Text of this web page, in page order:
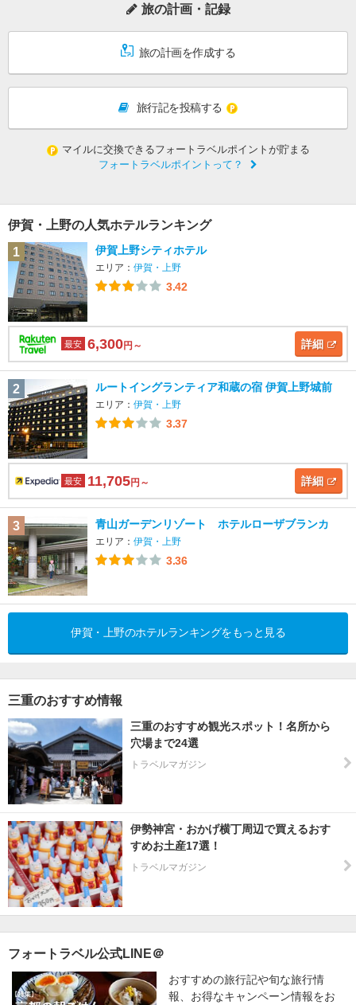
旅の計画・記録
旅の計画を作成する
旅行記を投稿する
マイルに交換できるフォートラベルポイントが貯まる
フォートラベルポイントって？
伊賀・上野の人気ホテルランキング
1
伊賀上野シティホテル
エリア： 伊賀・上野
3.42
最安 6,300円～ 詳細
2 ルートイングランティア和蔵の宿 伊賀上野城前
エリア： 伊賀・上野
3.37
最安 11,705円～ 詳細
3 青山ガーデンリゾート ホテルローザブランカ
エリア： 伊賀・上野
3.36
伊賀・上野のホテルランキングをもっと見る
三重のおすすめ情報
三重のおすすめ観光スポット！名所から
穴場まで24選
トラベルマガジン
伊勢神宮・おかげ横丁周辺で買えるおす
すめお土産17選！
トラベルマガジン
フォートラベル公式LINE＠
おすすめの旅行記や旬な旅行情
報、お得なキャンペーン情報をお